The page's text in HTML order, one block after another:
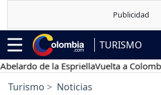
TURISMO
de la EspriellaVuelta a Colombia
Turismo Noticias